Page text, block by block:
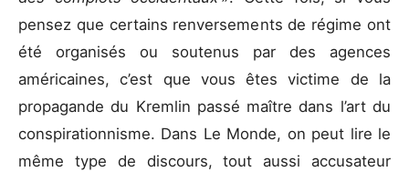
pensez que certains renversements de régime ont
été organisés ou soutenus par des agences
américaines, c’est que vous êtes victime de la
propagande du Kremlin passé maître dans l’art du
conspirationnisme. Dans Le Monde, on peut lire le
même type de discours, tout aussi accusateur